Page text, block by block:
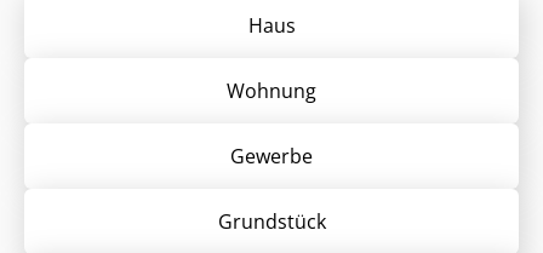
Haus
Wohnung
Gewerbe
Grund­stück